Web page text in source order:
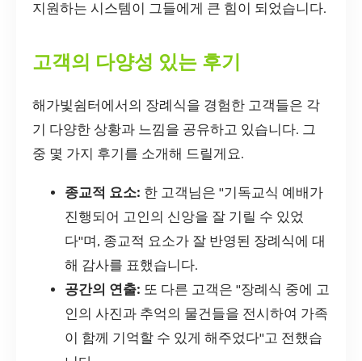
지원하는 시스템이 그들에게 큰 힘이 되었습니다.
고객의 다양성 있는 후기
해가빛쉼터에서의 장례식을 경험한 고객들은 각
기 다양한 상황과 느낌을 공유하고 있습니다. 그
중 몇 가지 후기를 소개해 드릴게요.
종교적 요소: 한 고객님은 "기독교식 예배가
진행되어 고인의 신앙을 잘 기릴 수 있었
다"며, 종교적 요소가 잘 반영된 장례식에 대
해 감사를 표했습니다.
공간의 연출: 또 다른 고객은 "장례식 중에 고
인의 사진과 추억의 물건들을 전시하여 가족
이 함께 기억할 수 있게 해주었다"고 전했습